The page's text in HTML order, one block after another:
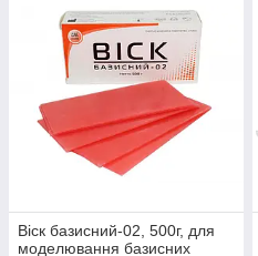
Віск базисний-02, 500г, для
моделювання базисних